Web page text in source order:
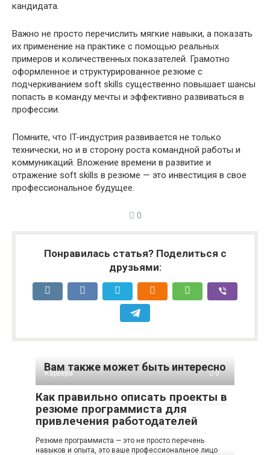
кандидата.
Важно не просто перечислить мягкие навыки, а показать
их применение на практике с помощью реальных
примеров и количественных показателей. Грамотно
оформленное и структурированное резюме с
подчеркиванием soft skills существенно повышает шансы
попасть в команду мечты и эффективно развиваться в
профессии.
Помните, что IT-индустрия развивается не только
технически, но и в сторону роста командной работы и
коммуникаций. Вложение времени в развитие и
отражение soft skills в резюме — это инвестиция в свое
профессиональное будущее.
0
Понравилась статья? Поделиться с
друзьями:
Вам также может быть интересно
Карьера 0
Как правильно описать проекты в
резюме программиста для
привлечения работодателей
Резюме программиста — это не просто перечень
навыков и опыта, это ваше профессиональное лицо